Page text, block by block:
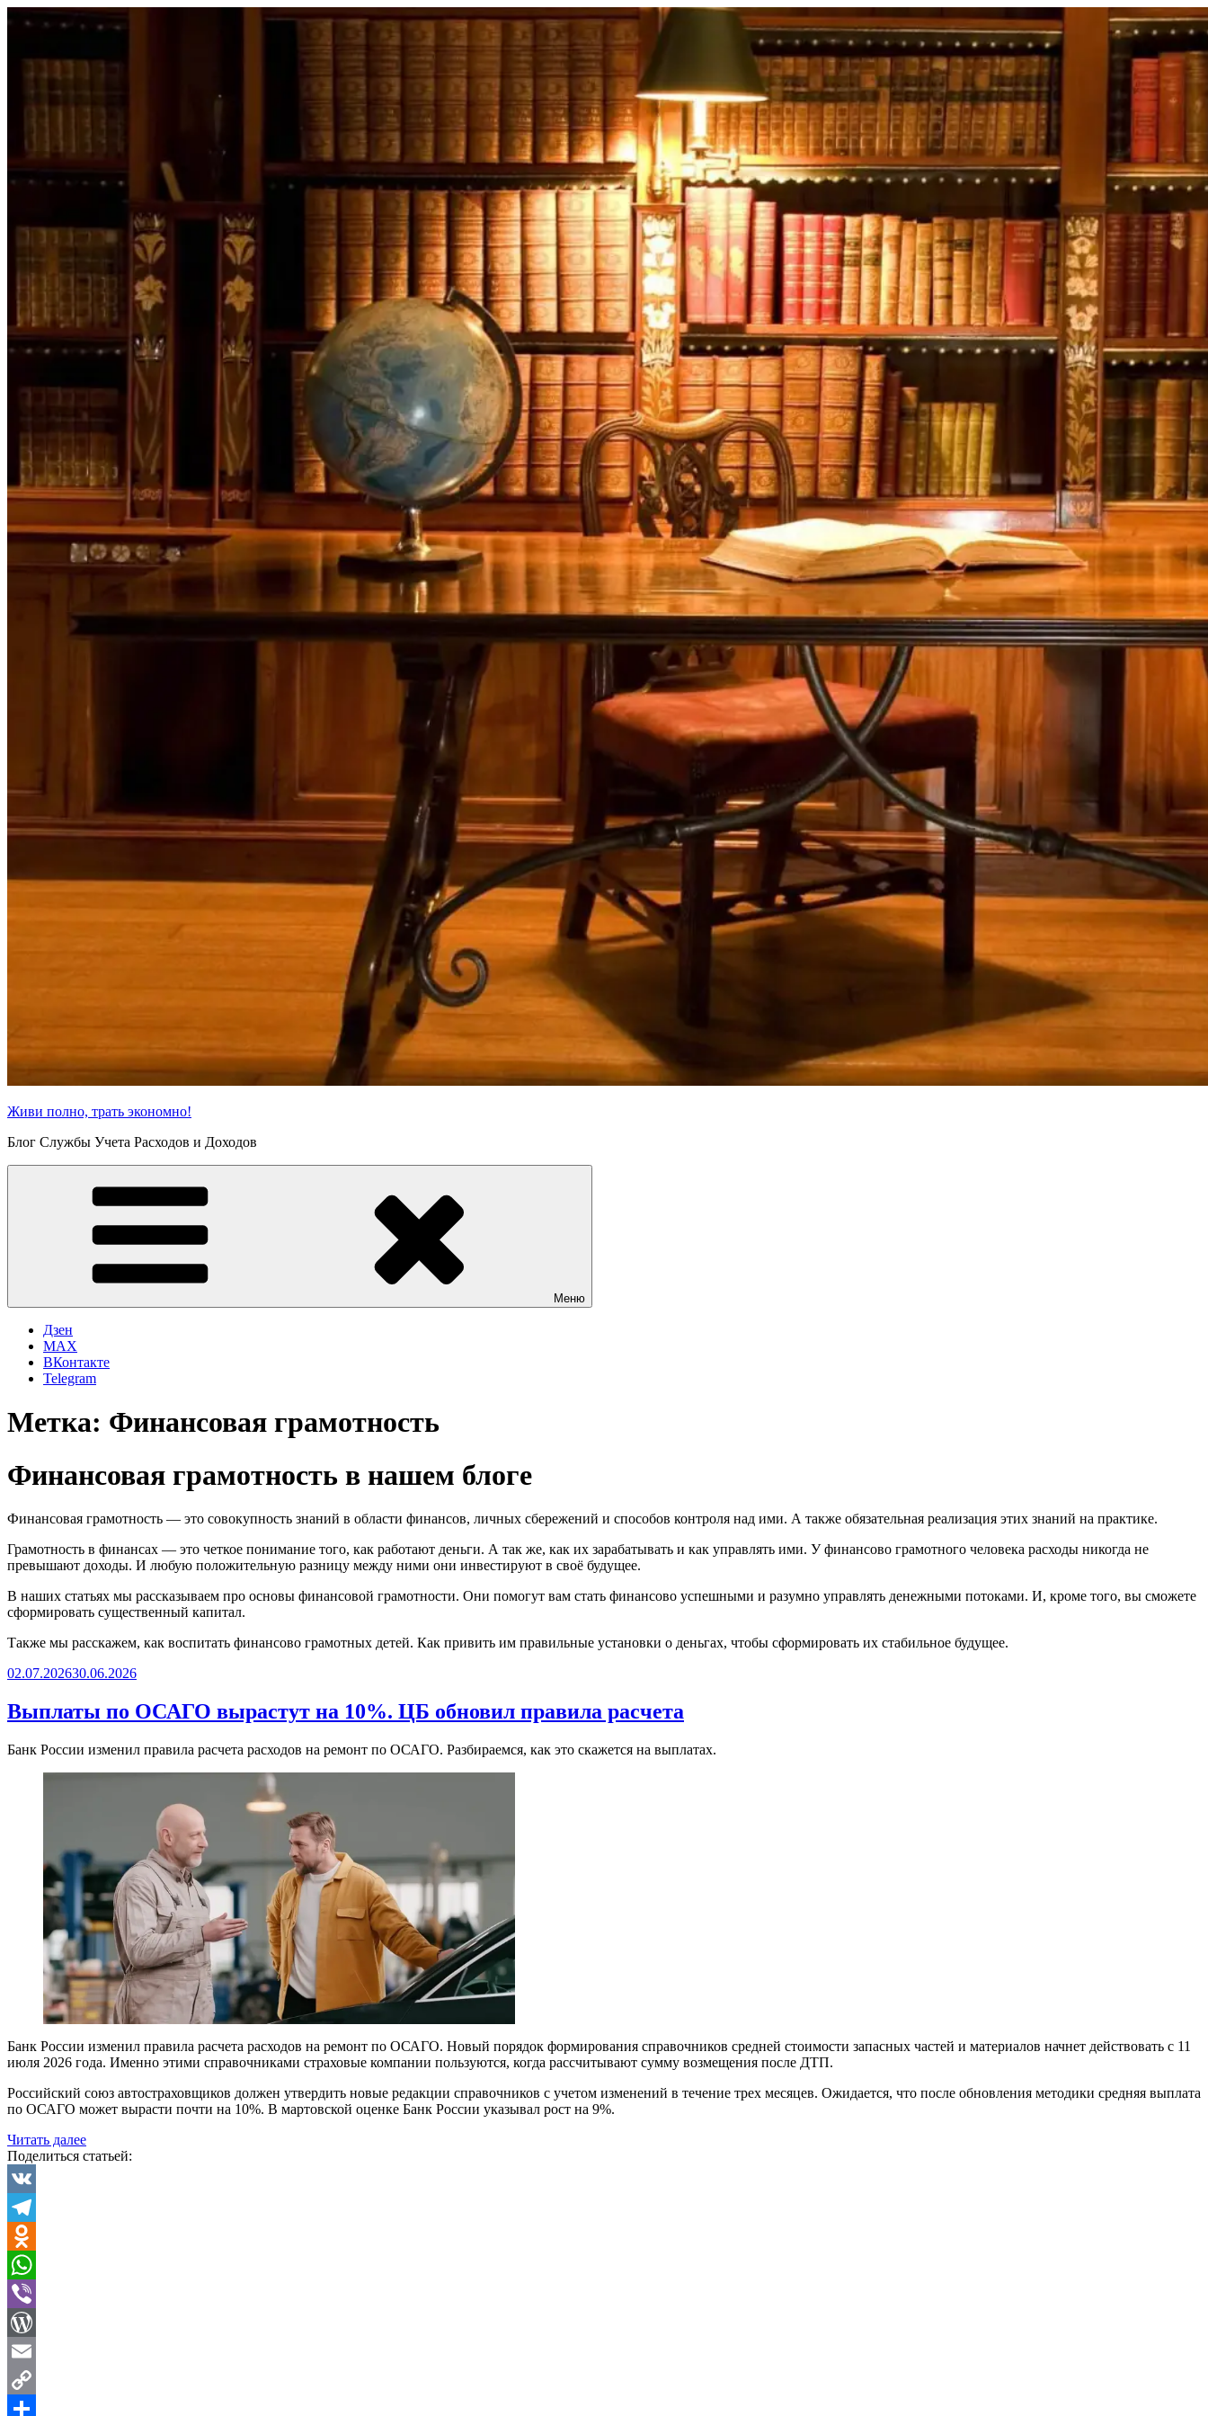
Перейти
Живи полно, трать экономно!
Блог Службы Учета Расходов и Доходов
Меню
Дзен
MAX
ВКонтакте
Telegram
Метка: Финансовая грамотность
Финансовая грамотность в нашем блоге
Финансовая грамотность — это совокупность знаний в области финансов, личных сбережений и способов контроля над ими. А также обязательная реализация этих знаний на практике.
Грамотность в финансах — это четкое понимание того, как работают деньги. А так же, как их зарабатывать и как управлять ими. У финансово грамотного человека расходы никогда не
превышают доходы. И любую положительную разницу между ними они инвестируют в своё будущее.
В наших статьях мы рассказываем про основы финансовой грамотности. Они помогут вам стать финансово успешными и разумно управлять денежными потоками. И, кроме того, вы сможете
сформировать существенный капитал.
Также мы расскажем, как воспитать финансово грамотных детей. Как привить им правильные установки о деньгах, чтобы сформировать их стабильное будущее.
Опубликовано
02.07.202630.06.2026
Выплаты по ОСАГО вырастут на 10%. ЦБ обновил правила расчета
Банк России изменил правила расчета расходов на ремонт по ОСАГО. Разбираемся, как это скажется на выплатах.
Банк России изменил правила расчета расходов на ремонт по ОСАГО. Новый порядок формирования справочников средней стоимости запасных частей и материалов начнет действовать с 11
июля 2026 года. Именно этими справочниками страховые компании пользуются, когда рассчитывают сумму возмещения после ДТП.
Российский союз автостраховщиков должен утвердить новые редакции справочников с учетом изменений в течение трех месяцев. Ожидается, что после обновления методики средняя выплата
по ОСАГО может вырасти почти на 10%. В мартовской оценке Банк России указывал рост на 9%.
Читать далее«Выплаты
по
Поделиться статьей:
VK
Telegram
Odnoklassniki
WhatsApp
Viber
WordPress
Email
Copy